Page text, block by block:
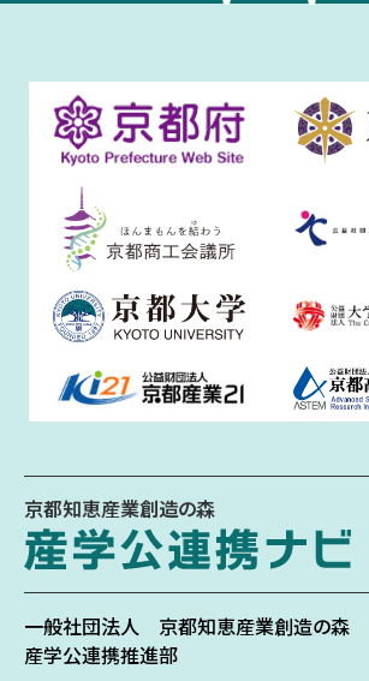
京都知恵産業創造の森
一般社団法人 京都知恵産業創造の森
産学公連携推進部